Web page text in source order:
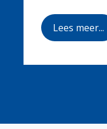
Lees meer...